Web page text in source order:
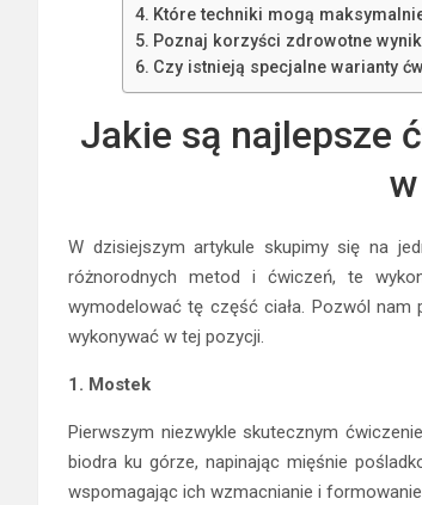
Które techniki mogą
Poznaj korzyści zdrowotne
Czy istnieją specjalne warianty
Jakie są najlepsze
W dzisiejszym artykule skupimy się na
różnorodnych metod i ćwiczeń, te
wymodelować tę część ciała. Pozwól
wykonywać w tej pozycji.
1. Mostek
Pierwszym niezwykle skutecznym
biodra ku górze, napinając mięśnie
wspomagając ich wzmacnianie i